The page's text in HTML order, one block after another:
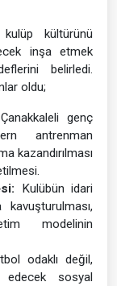
kültürünü
inşa etmek
belirledi.
oldu;
genç
antrenman
kazandırılması
Kulübün idari
modelinin
odaklı değil,
sosyal